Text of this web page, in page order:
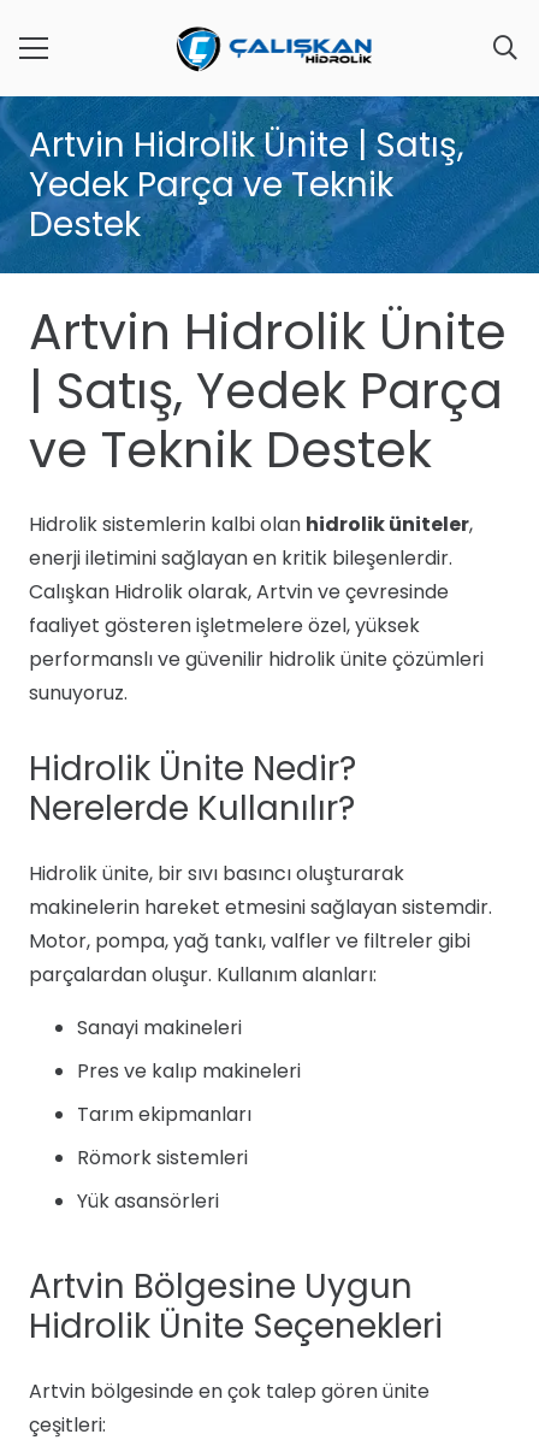
Artvin Hidrolik Ünite | Satış,
Yedek Parça ve Teknik
Destek
Artvin Hidrolik Ünite
| Satış, Yedek Parça
ve Teknik Destek
Hidrolik sistemlerin kalbi olan hidrolik üniteler,
enerji iletimini sağlayan en kritik bileşenlerdir.
Calışkan Hidrolik olarak, Artvin ve çevresinde
faaliyet gösteren işletmelere özel, yüksek
performanslı ve güvenilir hidrolik ünite çözümleri
sunuyoruz.
Hidrolik Ünite Nedir?
Nerelerde Kullanılır?
Hidrolik ünite, bir sıvı basıncı oluşturarak
makinelerin hareket etmesini sağlayan sistemdir.
Motor, pompa, yağ tankı, valfler ve filtreler gibi
parçalardan oluşur. Kullanım alanları:
Sanayi makineleri
Pres ve kalıp makineleri
Tarım ekipmanları
Römork sistemleri
Yük asansörleri
Artvin Bölgesine Uygun
Hidrolik Ünite Seçenekleri
Artvin bölgesinde en çok talep gören ünite
çeşitleri: